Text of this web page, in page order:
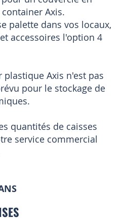
Axis.
palette dans vos locaux,
accessoires l'option 4
Axis n'est pas
pour le stockage de
quantités de caisses
service commercial